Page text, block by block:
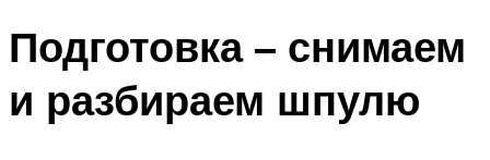
Подготовка – снимаем
и разбираем шпулю